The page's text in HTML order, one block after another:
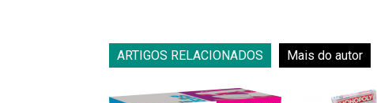
ARTIGOS RELACIONADOS Mais do autor